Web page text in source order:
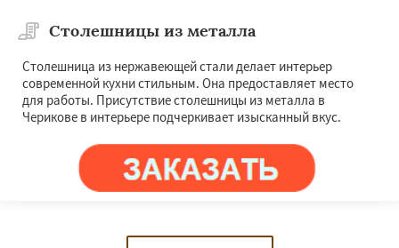
Столешницы из металла
Столешница из нержавеющей стали делает интерьер
современной кухни стильным. Она предоставляет место
для работы. Присутствие столешницы из металла в
Черикове в интерьере подчеркивает изысканный вкус.